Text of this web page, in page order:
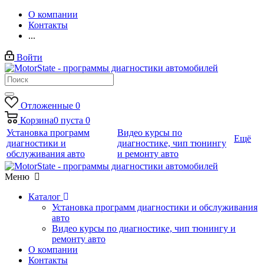
О компании
Контакты
...
Войти
Отложенные 0
Корзина0 пуста 0
Установка программ
диагностики и
обслуживания авто
Видео курсы по
диагностике, чип тюнингу
и ремонту авто
Ещё
Меню
Каталог
Установка программ диагностики и обслуживания
авто
Видео курсы по диагностике, чип тюнингу и
ремонту авто
О компании
Контакты